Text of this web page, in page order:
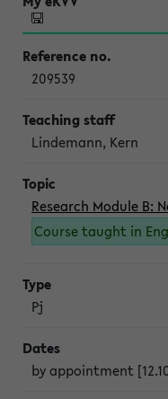
209539
Lindemann, Kern
Research Module B:
Course taught in
Pj
by appointment